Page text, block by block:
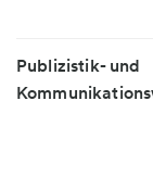
Publizistik- und